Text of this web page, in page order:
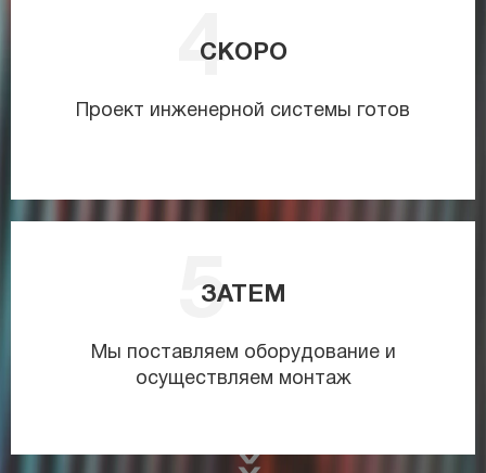
СКОРО
Проект инженерной системы готов
ЗАТЕМ
Мы поставляем оборудование и
осуществляем монтаж